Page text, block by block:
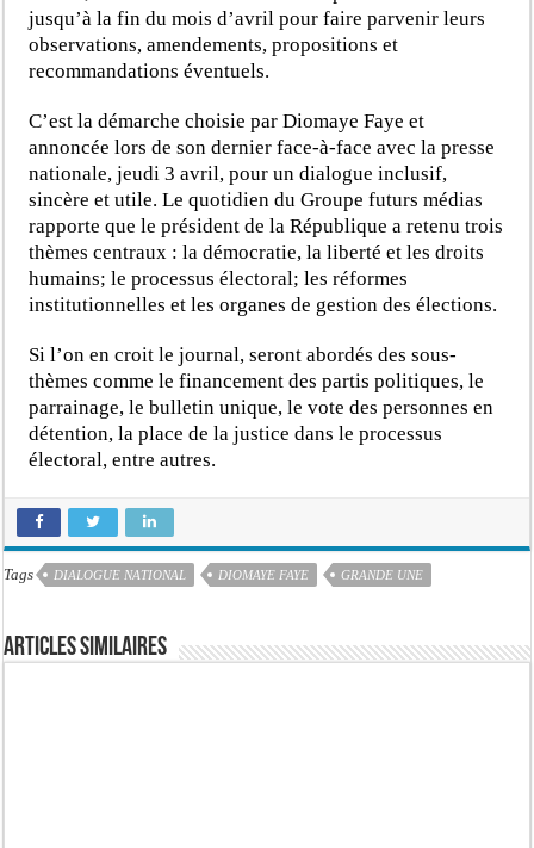
jusqu’à la fin du mois d’avril pour faire parvenir leurs
observations, amendements, propositions et
recommandations éventuels.
C’est la démarche choisie par Diomaye Faye et
annoncée lors de son dernier face-à-face avec la presse
nationale, jeudi 3 avril, pour un dialogue inclusif,
sincère et utile. Le quotidien du Groupe futurs médias
rapporte que le président de la République a retenu trois
thèmes centraux : la démocratie, la liberté et les droits
humains; le processus électoral; les réformes
institutionnelles et les organes de gestion des élections.
Si l’on en croit le journal, seront abordés des sous-
thèmes comme le financement des partis politiques, le
parrainage, le bulletin unique, le vote des personnes en
détention, la place de la justice dans le processus
électoral, entre autres.
Tags DIALOGUE NATIONAL DIOMAYE FAYE GRANDE UNE
Articles similaires